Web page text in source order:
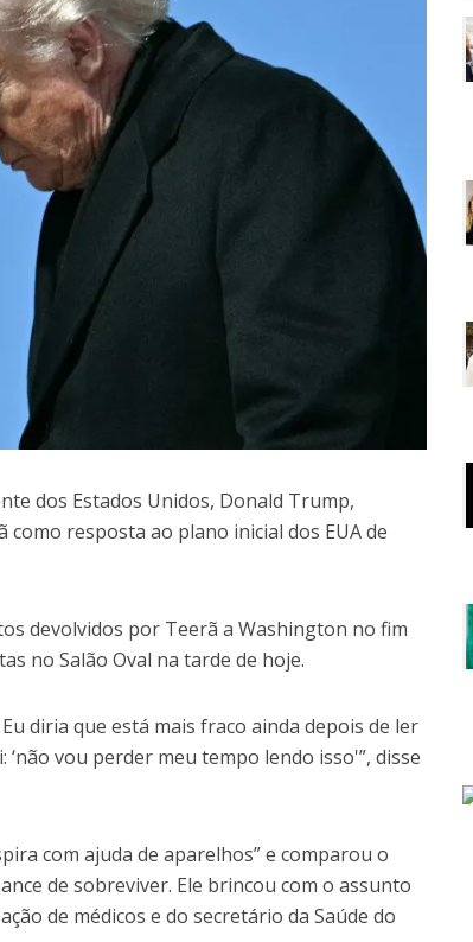
dos Estados Unidos, Donald Trump,
resposta ao plano inicial dos EUA de
devolvidos por Teerã a Washington no fim
no Salão Oval na tarde de hoje.
diria que está mais fraco ainda depois de ler
vou perder meu tempo lendo isso'”, disse
com ajuda de aparelhos” e comparou o
de sobreviver. Ele brincou com o assunto
de médicos e do secretário da Saúde do